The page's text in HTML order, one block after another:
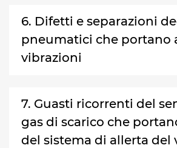
6. Difetti e separazioni
pneumatici che portano
vibrazioni
7. Guasti ricorrenti del
gas di scarico che
del sistema di allerta del